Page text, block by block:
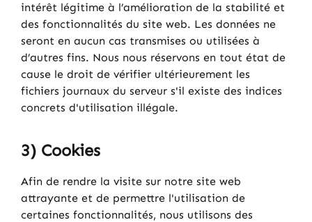
intérêt légitime à l’amélioration de la stabilité et
des fonctionnalités du site web. Les données ne
seront en aucun cas transmises ou utilisées à
d’autres fins. Nous nous réservons en tout état de
cause le droit de vérifier ultérieurement les
fichiers journaux du serveur s'il existe des indices
concrets d'utilisation illégale.
3) Cookies
Afin de rendre la visite sur notre site web
attrayante et de permettre l'utilisation de
certaines fonctionnalités, nous utilisons des